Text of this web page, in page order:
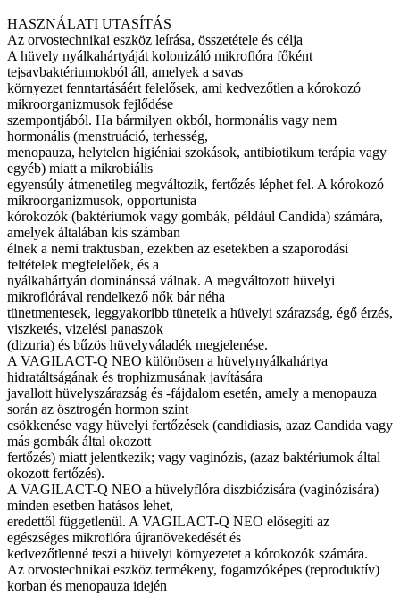
HASZNÁLATI UTASÍTÁS
Az orvostechnikai eszköz leírása, összetétele és célja
A hüvely nyálkahártyáját kolonizáló mikroflóra főként
tejsavbaktériumokból áll, amelyek a savas
környezet fenntartásáért felelősek, ami kedvezőtlen a kórokozó
mikroorganizmusok fejlődése
szempontjából. Ha bármilyen okból, hormonális vagy nem
hormonális (menstruáció, terhesség,
menopauza, helytelen higiéniai szokások, antibiotikum terápia vagy
egyéb) miatt a mikrobiális
egyensúly átmenetileg megváltozik, fertőzés léphet fel. A kórokozó
mikroorganizmusok, opportunista
kórokozók (baktériumok vagy gombák, például Candida) számára,
amelyek általában kis számban
élnek a nemi traktusban, ezekben az esetekben a szaporodási
feltételek megfelelőek, és a
nyálkahártyán dominánssá válnak. A megváltozott hüvelyi
mikroflórával rendelkező nők bár néha
tünetmentesek, leggyakoribb tüneteik a hüvelyi szárazság, égő érzés,
viszketés, vizelési panaszok
(dizuria) és bűzös hüvelyváladék megjelenése.
A VAGILACT-Q NEO különösen a hüvelynyálkahártya
hidratáltságának és trophizmusának javítására
javallott hüvelyszárazság és -fájdalom esetén, amely a menopauza
során az ösztrogén hormon szint
csökkenése vagy hüvelyi fertőzések (candidiasis, azaz Candida vagy
más gombák által okozott
fertőzés) miatt jelentkezik; vagy vaginózis, (azaz baktériumok által
okozott fertőzés).
A VAGILACT-Q NEO a hüvelyflóra diszbiózisára (vaginózisára)
minden esetben hatásos lehet,
eredettől függetlenül. A VAGILACT-Q NEO elősegíti az
egészséges mikroflóra újranövekedését és
kedvezőtlenné teszi a hüvelyi környezetet a kórokozók számára.
Az orvostechnikai eszköz termékeny, fogamzóképes (reproduktív)
korban és menopauza idején